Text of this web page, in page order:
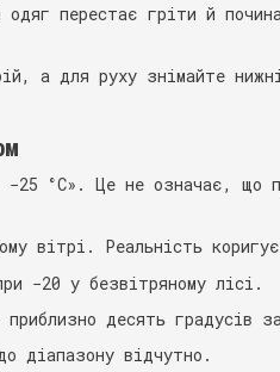
перестає гріти й
а для руху знімайте
−25 °C». Це не означає,
вітрі. Реальність
−20 у безвітряному лісі.
десять градусів
діапазону відчутно.